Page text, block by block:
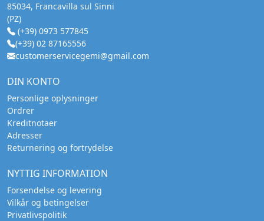
85034, Francavilla sul Sinni
(PZ)
(+39) 0973 577845
(+39) 02 87165556
customerservicegemi@gmail.com
DIN KONTO
Personlige oplysninger
Ordrer
Kreditnotaer
Adresser
Returnering og fortrydelse
NYTTIG INFORMATION
Forsendelse og levering
Vilkår og betingelser
Privatlivspolitik